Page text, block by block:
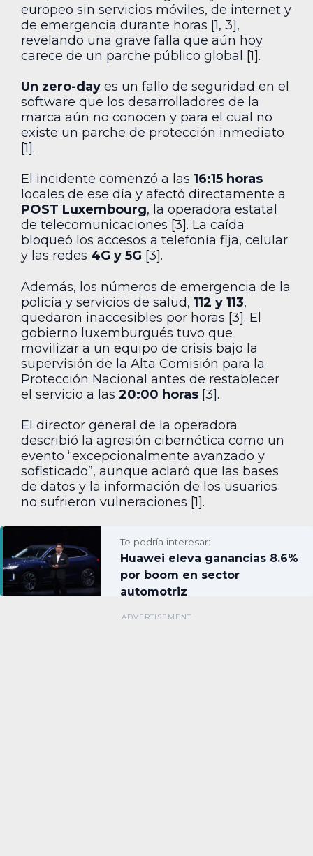
europeo sin servicios móviles, de internet y
de emergencia durante horas [1, 3],
revelando una grave falla que aún hoy
carece de un parche público global [1].
Un zero-day es un fallo de seguridad en el
software que los desarrolladores de la
marca aún no conocen y para el cual no
existe un parche de protección inmediato
[1].
El incidente comenzó a las 16:15 horas
locales de ese día y afectó directamente a
POST Luxembourg, la operadora estatal
de telecomunicaciones [3]. La caída
bloqueó los accesos a telefonía fija, celular
y las redes 4G y 5G [3].
Además, los números de emergencia de la
policía y servicios de salud, 112 y 113,
quedaron inaccesibles por horas [3]. El
gobierno luxemburgués tuvo que
movilizar a un equipo de crisis bajo la
supervisión de la Alta Comisión para la
Protección Nacional antes de restablecer
el servicio a las 20:00 horas [3].
El director general de la operadora
describió la agresión cibernética como un
evento “excepcionalmente avanzado y
sofisticado”, aunque aclaró que las bases
de datos y la información de los usuarios
no sufrieron vulneraciones [1].
Te podría interesar:
Huawei eleva ganancias 8.6%
por boom en sector
automotriz